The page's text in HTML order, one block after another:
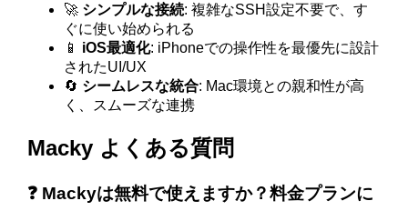
🚀 シンプルな接続: 複雑なSSH設定不要で、す
ぐに使い始められる
📱 iOS最適化: iPhoneでの操作性を最優先に設計
されたUI/UX
🔄 シームレスな統合: Mac環境との親和性が高
く、スムーズな連携
Macky よくある質問
❓ Mackyは無料で使えますか？料金プランに